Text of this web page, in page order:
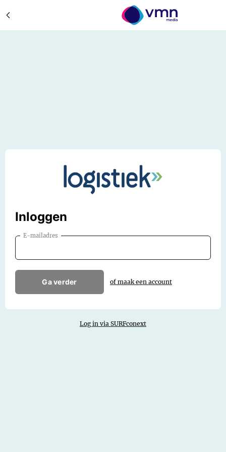
Inloggen
E-mailadres
Ga verder of maak een account
Log in via SURFconext